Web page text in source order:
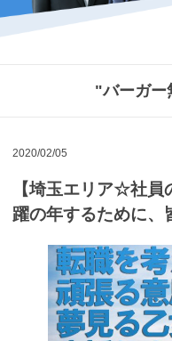
"バーガー
2020/02/05
【埼玉エリア☆社
躍の年するために、